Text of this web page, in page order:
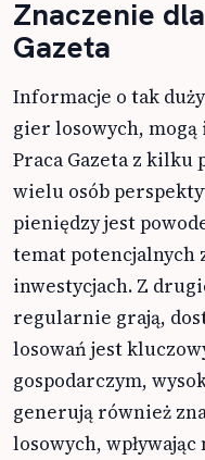
Znaczenie
Gazeta
Informacje o tak
gier losowych,
Praca Gazeta z kilku
wielu osób
pieniędzy jest
temat potencjalnych
inwestycjach. Z
regularnie grają,
losowań jest
gospodarczym,
generują również
losowych,